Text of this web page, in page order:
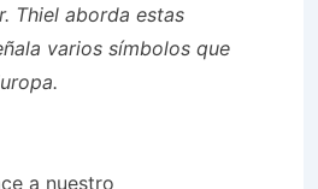
Thiel aborda estas
varios símbolos que
a nuestro